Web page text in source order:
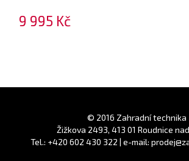
9 995 Kč
© 2016 Zahradní technika
Žižkova 2493, 413 01 Roudnice
Tel.: +420 602 430 322 | e-mail: